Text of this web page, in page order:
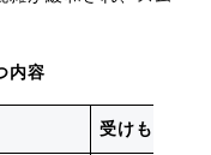
内容
受けもつ主